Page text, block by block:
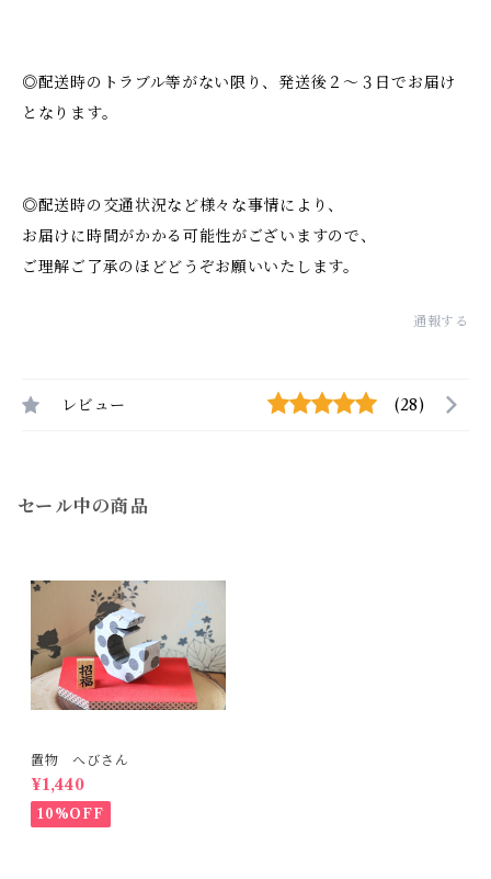
◎配送時のトラブル等がない限り、発送後２～３日でお届け
となります。
◎配送時の交通状況など様々な事情により、
お届けに時間がかかる可能性がございますので、
ご理解ご了承のほどどうぞお願いいたします。
通報する
レビュー (28)
セール中の商品
置物 へびさん
¥1,440
10%OFF